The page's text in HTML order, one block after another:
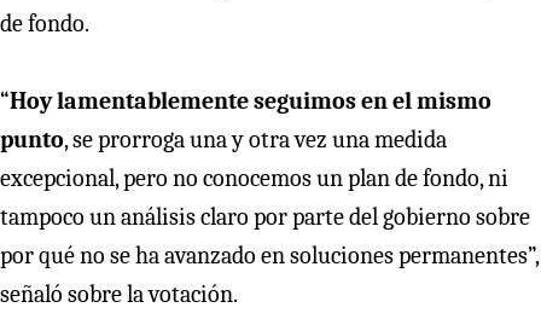
de fondo.
“Hoy lamentablemente seguimos en el mismo
punto, se prorroga una y otra vez una medida
excepcional, pero no conocemos un plan de fondo, ni
tampoco un análisis claro por parte del gobierno sobre
por qué no se ha avanzado en soluciones permanentes”,
señaló sobre la votación.